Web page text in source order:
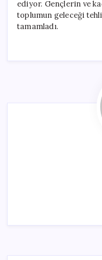
ediyor. Gençlerin ve
toplumun geleceği
tamamladı.